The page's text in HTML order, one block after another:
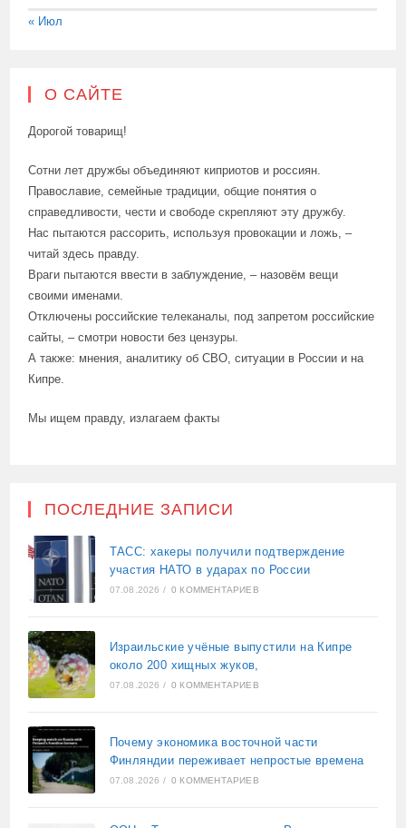
« Июл
О САЙТЕ
Дорогой товарищ!
Сотни лет дружбы объединяют киприотов и россиян.
Православие, семейные традиции, общие понятия о
справедливости, чести и свободе скрепляют эту дружбу.
Нас пытаются рассорить, используя провокации и ложь, –
читай здесь правду.
Враги пытаются ввести в заблуждение, – назовём вещи
своими именами.
Отключены российские телеканалы, под запретом российские
сайты, – смотри новости без цензуры.
А также: мнения, аналитику об СВО, ситуации в России и на
Кипре.
Мы ищем правду, излагаем факты
ПОСЛЕДНИЕ ЗАПИСИ
ТАСС: хакеры получили подтверждение
участия НАТО в ударах по России
07.08.2026 / 0 КОММЕНТАРИЕВ
Израильские учёные выпустили на Кипре
около 200 хищных жуков,
07.08.2026 / 0 КОММЕНТАРИЕВ
Почему экономика восточной части
Финляндии переживает непростые времена
07.08.2026 / 0 КОММЕНТАРИЕВ